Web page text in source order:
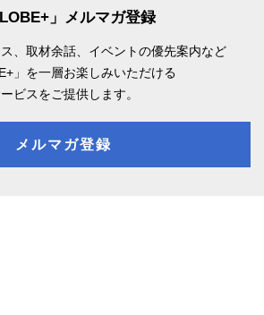
」メルマガ登録
、取材余話、 イベントの優先案内など
」を一層お楽しみいただける
ビスをご提供します。
メルマガ登録